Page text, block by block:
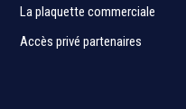
La plaquette commerciale
Accès privé partenaires